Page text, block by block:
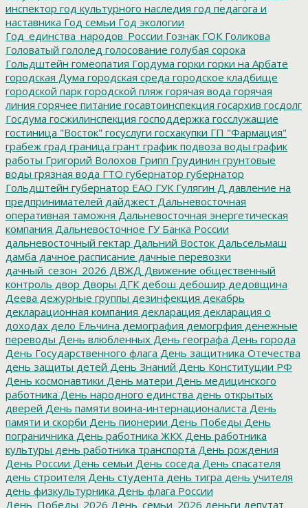
инспектор год культурного наследия год педагога и
наставника Год семьи Год экологии
Год_единства_народов_России Гознак ГОК Голикова
Головатый гололед голосование голубая сорока
Гольдштейн гомеопатия Гордума горки горки на Арбате
городская Дума городская среда городское кладбище
городской парк городской пляж горячая вода горячая
линия горячее питание госавтоинспекция госархив госдолг
Госдума госжилинспекция господдержка госслужащие
гостиница "Восток" госуслуги госхакупки ГП "Фармация"
грабеж град граница грант график подвоза воды график
работы Григорий Волохов Грипп Грудинин грунтовые
воды грязная вода ГТО губернатор губернатор
Гольдштейн губернатор ЕАО ГУК Гулягин Д давление на
предпринимателей дайджест Дальневосточная
оперативная таможня Дальневосточная энергетическая
компания Дальневосточное ГУ Банка России
дальневосточный гектар Дальний Восток Дальсельмаш
дамба дачное расписание дачные перевозки
дачный_сезон_2026 ДВЖД Движение общественный
контроль двор Дворы ДГК дебош дебошир дедовщина
Деева дежурные группы дезинфекция декабрь
декларационная компания декларация декларация о
доходах дело Ельчина демография демогрфия денежные
переводы День влюбленных День географа День города
День Государственного флага День защитника Отечества
день защиты детей День Знаний День Конституции РФ
День космонавтики День матери День медицинского
работника День народного единства день открытых
дверей День памяти воина-интернационалиста День
памяти и скорби День пионерии День Победы День
пограничника День работника ЖКХ День работника
культуры день работника транспорта День рождения
День России День семьи День соседа День спасателя
день строителя День студента день тигра день учителя
день физкультурника День флага России
День_Победы_2026 День_семьи_2026 деньги депутат